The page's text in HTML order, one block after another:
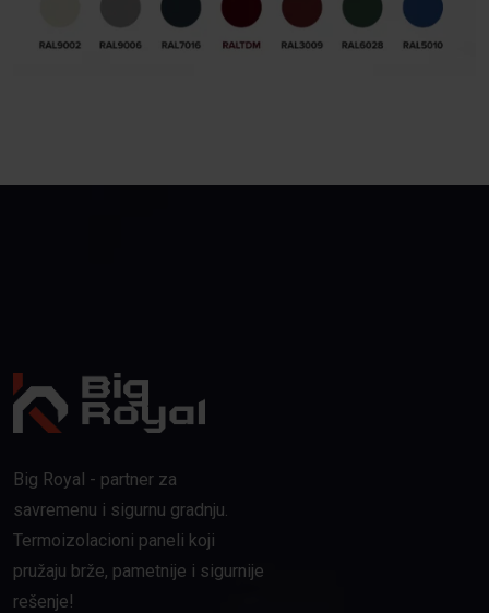
Big Royal - partner za
savremenu i sigurnu gradnju.
Termoizolacioni paneli koji
pružaju brže, pametnije i sigurnije
rešenje!